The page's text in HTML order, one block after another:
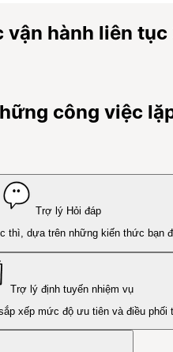
vận hành liên tục
công việc
Trợ lý Hỏi đáp
thì, dựa trên những kiến thức bạn
Trợ lý định tuyến nhiệm vụ
xếp mức độ ưu tiên và điều phối